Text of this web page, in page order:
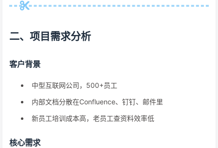
二、项目需求分析
客户背景
中型互联网公司，500+员工
内部文档分散在Confluence、钉钉、邮件里
新员工培训成本高，老员工查资料效率低
核心需求